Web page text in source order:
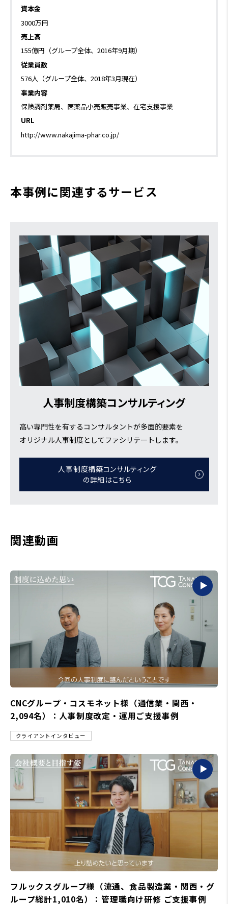
資本金
3000万円
売上高
155億円（グループ全体、2016年9月期）
従業員数
576人（グループ全体、2018年3月現在）
事業内容
保険調剤薬局、医薬品小売販売事業、在宅支援事業
URL
http://www.nakajima-phar.co.jp/
本事例に関連するサービス
人事制度構築コンサルティング
高い専門性を有するコンサルタントが多面的要素を
オリジナル人事制度としてファシリテートします。
人事制度構築コンサルティング
の詳細はこちら
関連動画
CNCグループ・コスモネット様（通信業・関西・
2,094名）：人事制度改定・運用ご支援事例
クライアントインタビュー
フルックスグループ様（流通、食品製造業・関西・グ
ループ総計1,010名）：管理職向け研修 ご支援事例